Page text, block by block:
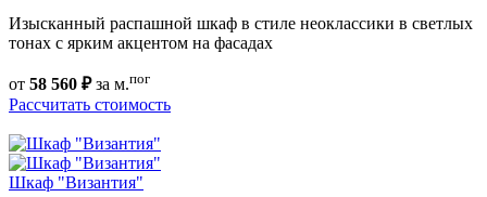
Изысканный распашной шкаф в стиле неоклассики в светлых
тонах с ярким акцентом на фасадах
от 58 560 ₽за м.пог
Рассчитать стоимость
Шкаф "Византия"